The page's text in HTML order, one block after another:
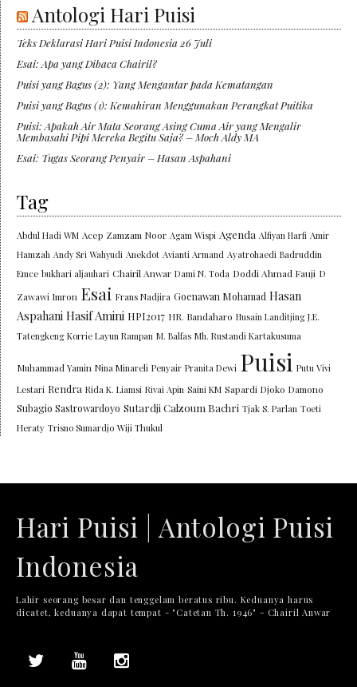
Antologi Hari Puisi
Teks Deklarasi Hari Puisi Indonesia 26 Juli
Esai: Apa yang Dibaca Chairil?
Puisi yang Bagus (2): Yang Mengantar pada Kematangan
Puisi yang Bagus (1): Kemahiran Menggunakan Perangkat Puitika
Puisi: Apakah Air Mata Seorang Asing Cuma Air yang Mengalir
Membasahi Pipi Mereka Begitu Saja? – Moch Aldy MA
Esai: Tugas Seorang Penyair – Hasan Aspahani
Tag
Abdul Hadi WM Acep Zamzam Noor Agam Wispi Agenda Alfiyan Harfi Amir
Hamzah Andy Sri Wahyudi Anekdot Avianti Armand Ayatrohaedi Badruddin
Emce bukhari aljauhari Chairil Anwar Dami N. Toda Doddi Ahmad Fauji D
Zawawi Imron Esai Frans Nadjira Goenawan Mohamad Hasan
Aspahani Hasif Amini HPI2017 HR. Bandaharo Husain Landitjing J.E.
Tatengkeng Korrie Layun Rampan M. Balfas Mh. Rustandi Kartakusuma
Muhammad Yamin Nina Minareli Penyair Pranita Dewi Puisi Putu Vivi
Lestari Rendra Rida K. Liamsi Rivai Apin Saini KM Sapardi Djoko Damono
Subagio Sastrowardoyo Sutardji Calzoum Bachri Tjak S. Parlan Toeti
Heraty Trisno Sumardjo Wiji Thukul
Hari Puisi | Antologi Puisi
Indonesia
Lahir seorang besar dan tenggelam beratus ribu. Keduanya harus
dicatet, keduanya dapat tempat - "Catetan Th. 1946" - Chairil Anwar